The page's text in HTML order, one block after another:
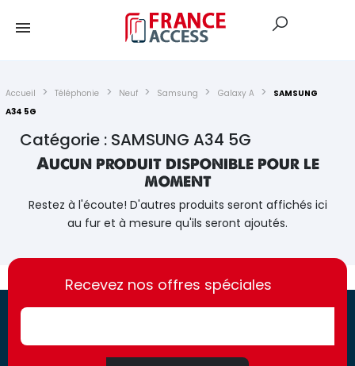
Accueil Téléphonie Neuf Samsung Galaxy A
SAMSUNG
A34 5G
Catégorie : SAMSUNG A34 5G
Aucun produit disponible pour le
moment
Restez à l'écoute! D'autres produits seront affichés ici
au fur et à mesure qu'ils seront ajoutés.
https://france-
access.fr
https://france-
access.fr
Recevez nos offres spéciales